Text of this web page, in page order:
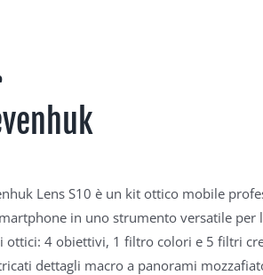
Lens S10 è un kit ottico mobile
in uno strumento versatile per
4 obiettivi, 1 filtro colori e 5 filtri
dettagli macro a panorami